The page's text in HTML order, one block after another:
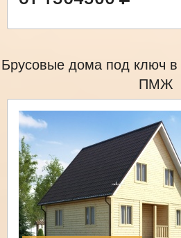
Брусовые дома под ключ
ПМЖ